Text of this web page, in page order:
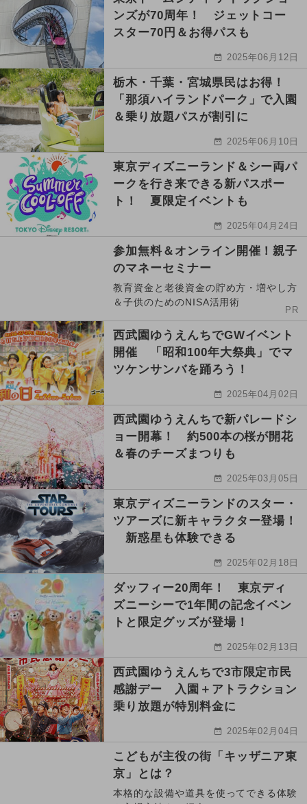
ンズが70周年！ ジェットコー
スター70円＆お得パスも
2025年06月12日
栃木・千葉・宮城県民はお得！
「那須ハイランドパーク」で入園
＆乗り放題パスが割引に
2025年06月10日
東京ディズニーランド＆シー両パ
ークを行き来できる新パスポー
ト！ 夏限定イベントも
2025年04月24日
参加無料＆オンライン開催！親子
のマネーセミナー
教育資金と老後資金の貯め方・増やし方
＆子供のためのNISA活用術
PR
西武園ゆうえんちでGWイベント
開催 「昭和100年大祭典」でマ
ツケンサンバを踊ろう！
2025年04月02日
西武園ゆうえんちで新パレードシ
ョー開幕！ 約500本の桜が開花
＆春のチーズまつりも
2025年03月05日
東京ディズニーランドのスター・
ツアーズに新キャラクター登場！
新惑星も体験できる
2025年02月18日
ダッフィー20周年！ 東京ディ
ズニーシーで1年間の記念イベン
トと限定グッズが登場！
2025年02月13日
西武園ゆうえんちで3市限定市民
感謝デー 入園＋アトラクション
乗り放題が特別料金に
2025年02月04日
こどもが主役の街「キッザニア東
京」とは？
本格的な設備や道具を使ってできる体験